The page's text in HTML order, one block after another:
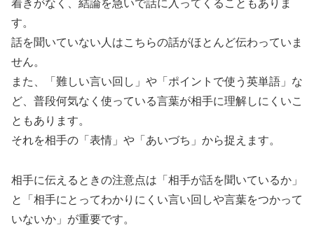
着きがなく、結論を急いで話に入ってくることもありま
す。
話を聞いていない人はこちらの話がほとんど伝わっていま
せん。
また、「難しい言い回し」や「ポイントで使う英単語」な
ど、普段何気なく使っている言葉が相手に理解しにくいこ
ともあります。
それを相手の「表情」や「あいづち」から捉えます。
相手に伝えるときの注意点は「相手が話を聞いているか」
と「相手にとってわかりにくい言い回しや言葉をつかって
いないか」が重要です。